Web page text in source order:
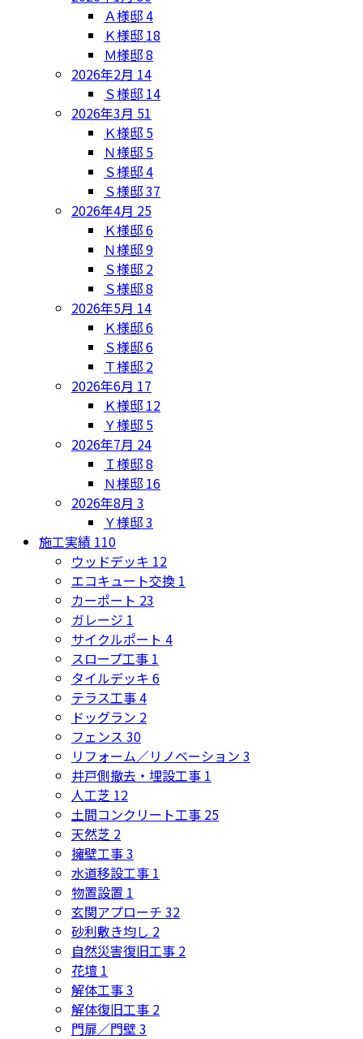
Ａ様邸4
Ｋ様邸 18
Ｍ様邸8
2026年2月 14
Ｓ様邸 14
2026年3月 51
Ｋ様邸 5
Ｎ様邸 5
Ｓ様邸4
Ｓ様邸37
2026年4月 25
Ｋ様邸6
Ｎ様邸9
Ｓ様邸 2
Ｓ様邸8
2026年5月 14
Ｋ様邸6
Ｓ様邸6
Ｔ様邸 2
2026年6月 17
Ｋ様邸 12
Ｙ様邸 5
2026年7月 24
Ｉ様邸8
Ｎ様邸 16
2026年8月 3
Ｙ様邸3
施工実績 110
ウッドデッキ 12
エコキュート交換 1
カーポート 23
ガレージ 1
サイクルポート 4
スロープ工事 1
タイルデッキ 6
テラス工事4
ドッグラン 2
フェンス 30
リフォーム／リノベーション 3
井戸側撤去・埋設工事 1
人工芝 12
土間コンクリート工事 25
天然芝 2
擁壁工事3
水道移設工事 1
物置設置 1
玄関アプローチ 32
砂利敷き均し 2
自然災害復旧工事 2
花壇 1
解体工事3
解体復旧工事 2
門扉／門壁3